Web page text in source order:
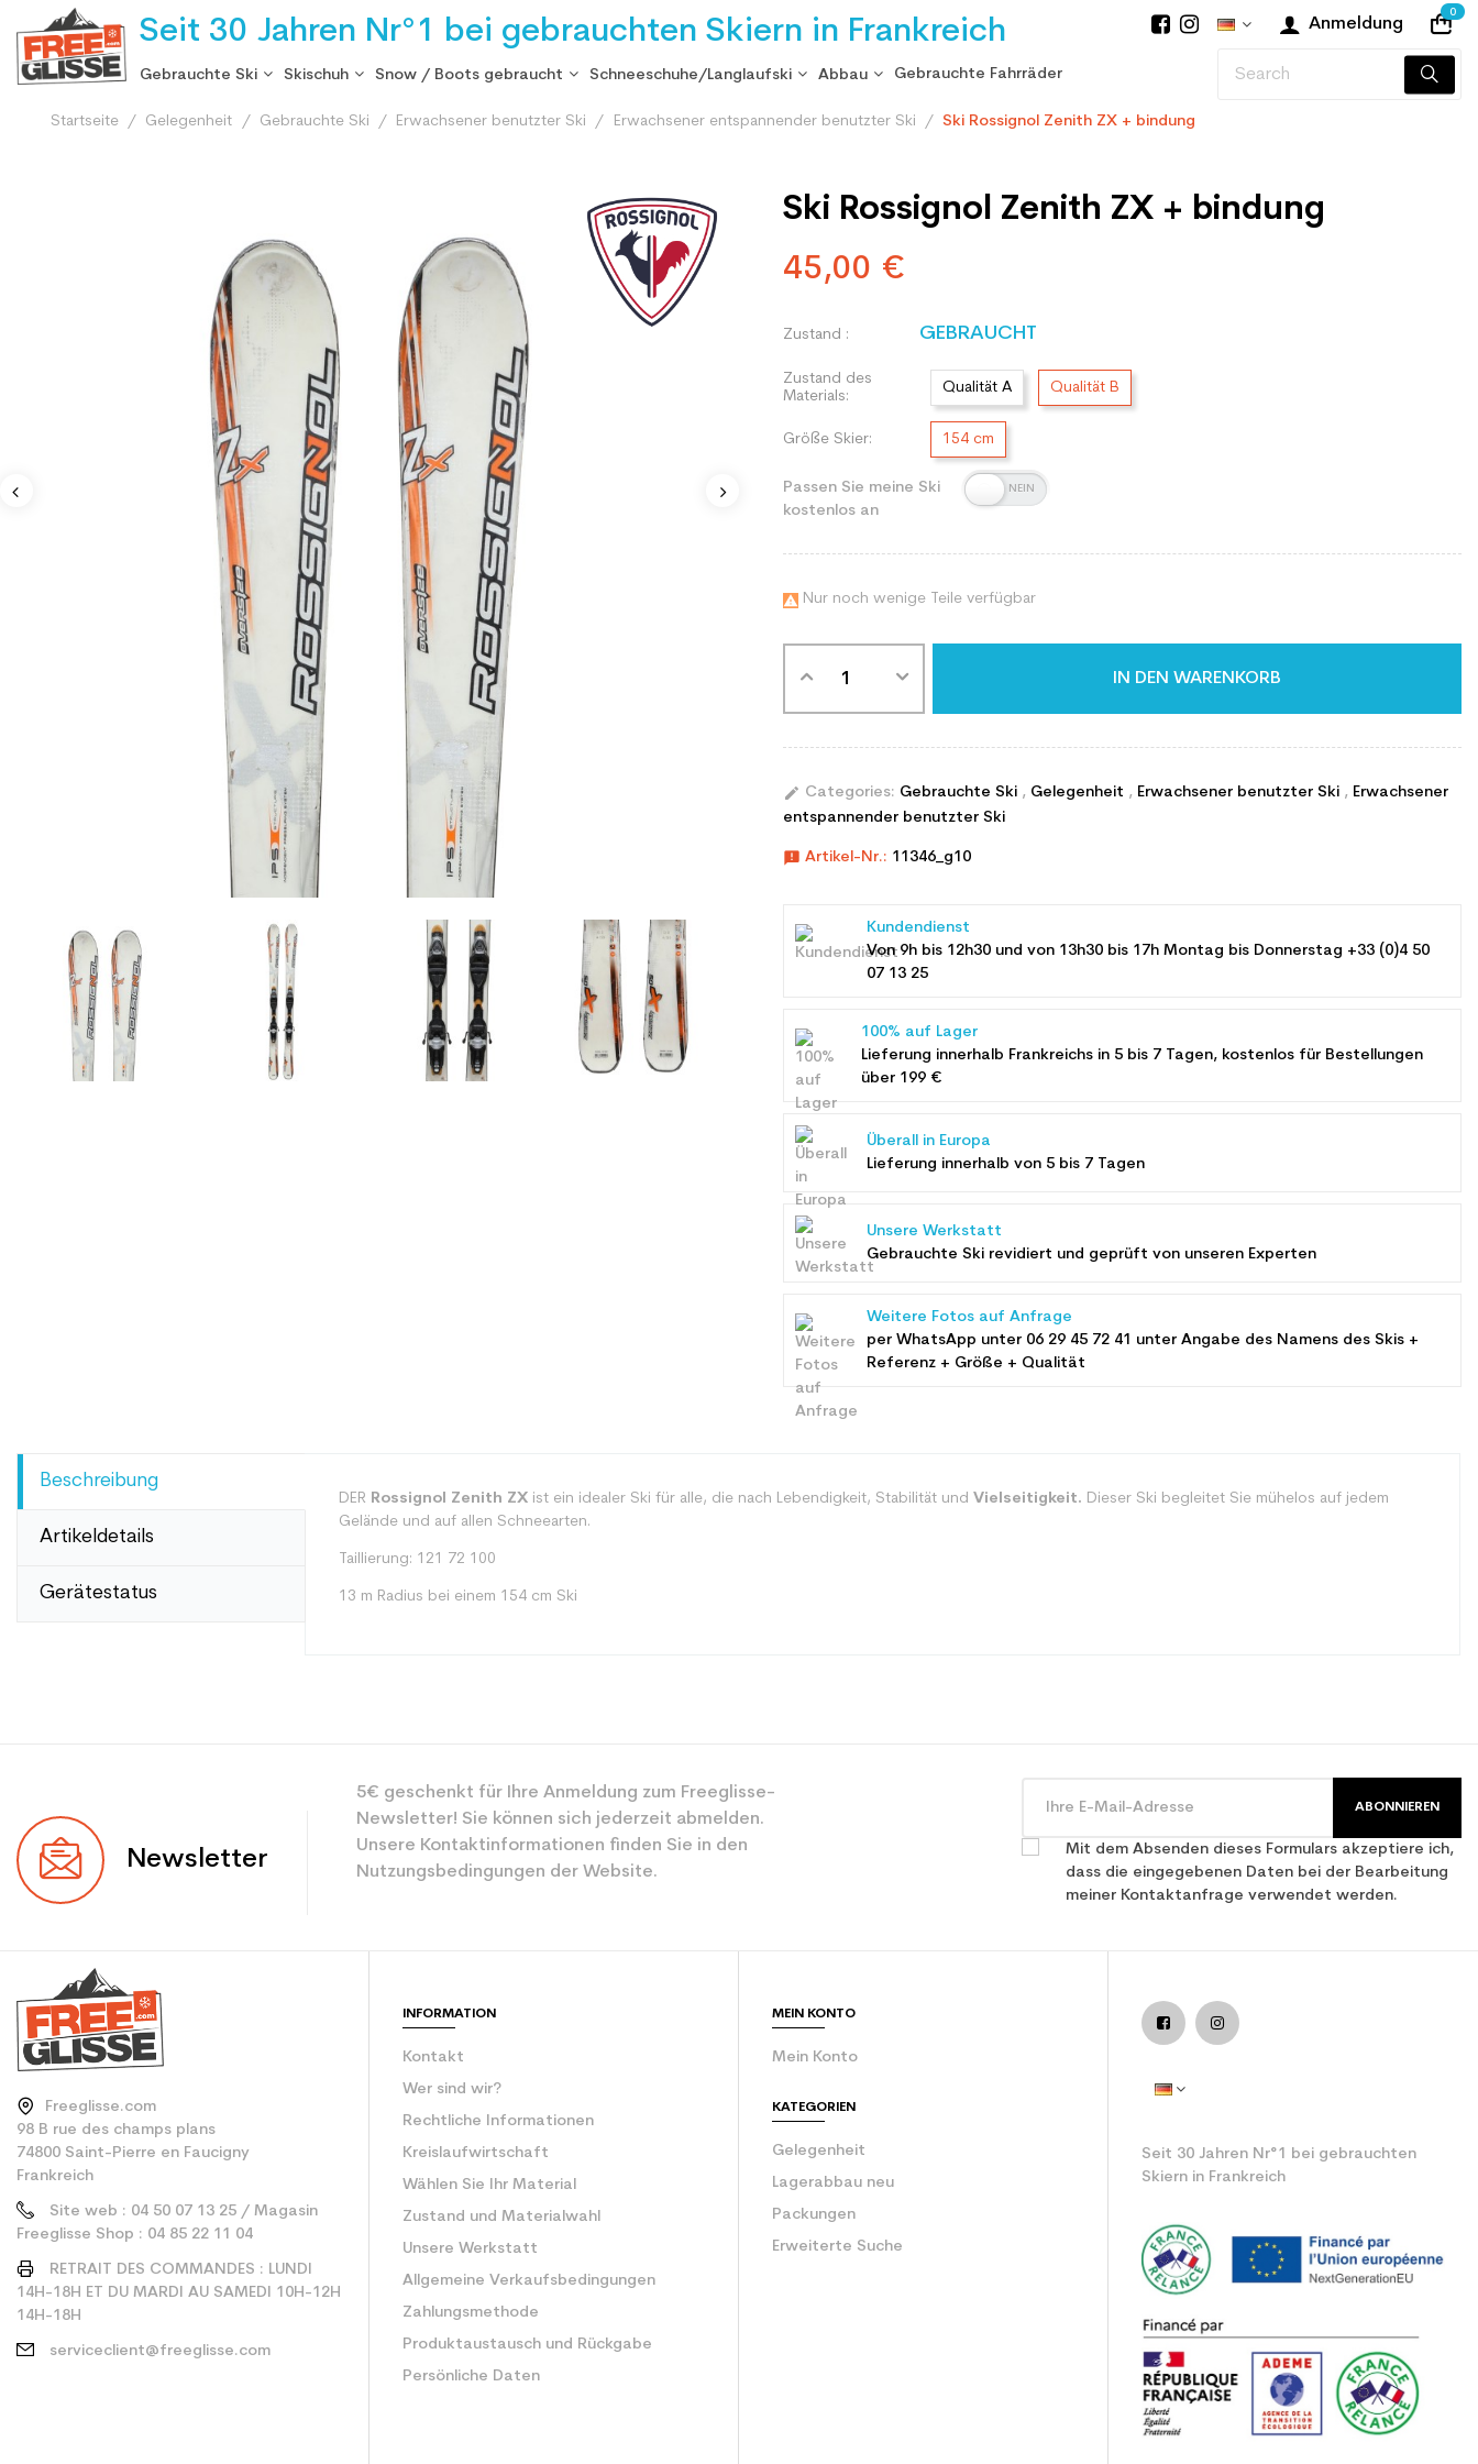
Seit 30 Jahren Nr°1 bei gebrauchten Skiern in Frankreich Anmeldung
0
Gebrauchte Ski Skischuh Snow / Boots gebraucht Schneeschuhe/Langlaufski Abbau Gebrauchte Fahrräder
Startseite Gelegenheit Gebrauchte Ski Erwachsener benutzter Ski Erwachsener entspannender benutzter Ski Ski Rossignol Zenith ZX + bindung
Ski Rossignol Zenith ZX + bindung
45,00 €
Zustand : GEBRAUCHT
Zustand des
Materials:
Qualität A Qualität B
Größe Skier: 154 cm
Passen Sie meine Ski
kostenlos an
 Nur noch wenige Teile verfügbar
IN DEN WARENKORB
edit Categories: Gebrauchte Ski , Gelegenheit , Erwachsener benutzter Ski , Erwachsener
entspannender benutzter Ski
announcement Artikel-Nr.: 11346_g10
Kundendienst
Von 9h bis 12h30 und von 13h30 bis 17h Montag bis Donnerstag +33 (0)4 50
07 13 25
100% auf Lager
Lieferung innerhalb Frankreichs in 5 bis 7 Tagen, kostenlos für Bestellungen
über 199 €
Überall in Europa
Lieferung innerhalb von 5 bis 7 Tagen
Unsere Werkstatt
Gebrauchte Ski revidiert und geprüft von unseren Experten
Weitere Fotos auf Anfrage
per WhatsApp unter 06 29 45 72 41 unter Angabe des Namens des Skis +
Referenz + Größe + Qualität
Beschreibung
Artikeldetails
Gerätestatus
DER Rossignol Zenith ZXist ein idealer Ski für alle, die nach Lebendigkeit, Stabilität und Vielseitigkeit. Dieser Ski begleitet Sie mühelos auf jedem
Gelände und auf allen Schneearten.
Taillierung: 121 72 100
13 m Radius bei einem 154 cm Ski
Benutzer
Ebene
Newsletter
5€ geschenkt für Ihre Anmeldung zum Freeglisse-
Newsletter! Sie können sich jederzeit abmelden.
Unsere Kontaktinformationen finden Sie in den
Nutzungsbedingungen der Website.
ABONNIEREN
Mit dem Absenden dieses Formulars akzeptiere ich,
dass die eingegebenen Daten bei der Bearbeitung
meiner Kontaktanfrage verwendet werden.
Freeglisse.com
98 B rue des champs plans
74800 Saint-Pierre en Faucigny
Frankreich
Site web : 04 50 07 13 25 / Magasin
Freeglisse Shop : 04 85 22 11 04
RETRAIT DES COMMANDES : LUNDI
14H-18H ET DU MARDI AU SAMEDI 10H-12H
14H-18H
serviceclient@freeglisse.com
INFORMATION
Kontakt
Wer sind wir?
Rechtliche Informationen
Kreislaufwirtschaft
Wählen Sie Ihr Material
Zustand und Materialwahl
Unsere Werkstatt
Allgemeine Verkaufsbedingungen
Zahlungsmethode
Produktaustausch und Rückgabe
Persönliche Daten
MEIN KONTO
Mein Konto
KATEGORIEN
Gelegenheit
Lagerabbau neu
Packungen
Erweiterte Suche
Seit 30 Jahren Nr°1 bei gebrauchten
Skiern in Frankreich